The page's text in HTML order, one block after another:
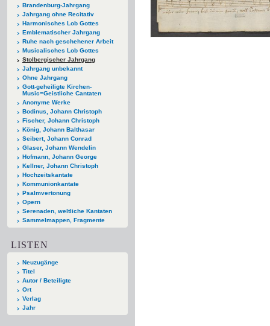
Brandenburg-Jahrgang
Jahrgang ohne Recitativ
Harmonisches Lob Gottes
Emblematischer Jahrgang
Ruhe nach geschehener Arbeit
Musicalisches Lob Gottes
Stolbergischer Jahrgang
Jahrgang unbekannt
Ohne Jahrgang
Gott-geheiligte Kirchen-
Music=Geistliche Cantaten
Anonyme Werke
Bodinus, Johann Christoph
Fischer, Johann Christoph
König, Johann Balthasar
Seibert, Johann Conrad
Glaser, Johann Wendelin
Hofmann, Johann George
Kellner, Johann Christoph
Hochzeitskantate
Kommunionkantate
Psalmvertonung
Opern
Serenaden, weltliche Kantaten
Sammelmappen, Fragmente
LISTEN
Neuzugänge
Titel
Autor / Beteiligte
Ort
Verlag
Jahr